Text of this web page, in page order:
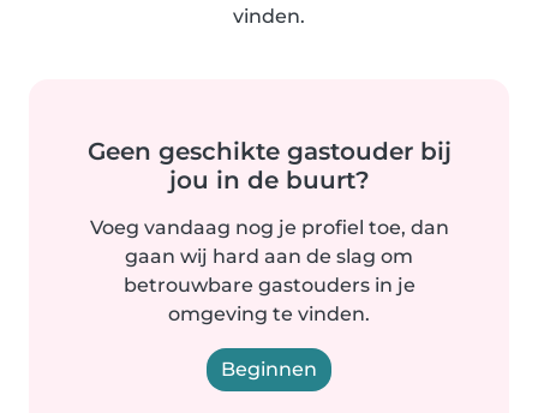
vinden.
Geen geschikte gastouder bij
jou in de buurt?
Voeg vandaag nog je profiel toe, dan
gaan wij hard aan de slag om
betrouwbare gastouders in je
omgeving te vinden.
Beginnen